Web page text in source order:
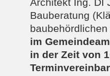
Bauberatung
im
in der Zeit von